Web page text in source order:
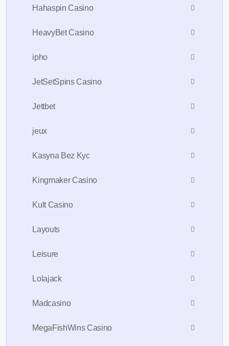
Hahaspin Casino
HeavyBet Casino
ipho
JetSetSpins Casino
Jettbet
jeux
Kasyna Bez Kyc
Kingmaker Casino
Kult Casino
Layouts
Leisure
Lolajack
Madcasino
MegaFishWins Casino